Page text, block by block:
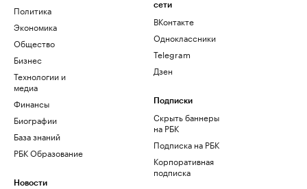
Политика
Экономика
Общество
Бизнес
Технологии и
медиа
Финансы
Биографии
База знаний
РБК Образование
Новости
сети
ВКонтакте
Одноклассники
Telegram
Дзен
Подписки
Скрыть баннеры
на РБК
Подписка на РБК
Корпоративная
подписка